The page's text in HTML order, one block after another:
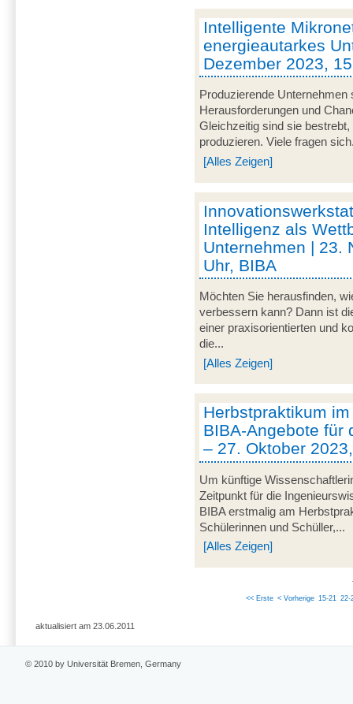
Intelligente
energieautarkes
Dezember 2023,
Produzierende
Herausforderungen und
Gleichzeitig sind sie
produzieren. Viele fragen
[Alles Zeigen]
Intelligenz als
Unternehmen | 23.
Uhr, BIBA
Möchten Sie herausfinden,
verbessern kann? Dann ist
einer praxisorientierten und
die...
[Alles Zeigen]
Herbstpraktikum
BIBA-Angebote für
– 27. Oktober
Um künftige
Zeitpunkt für die
BIBA erstmalig am
Schülerinnen und Schüller,...
[Alles Zeigen]
<< Erste < Vorherige 15-21 22-
aktualisiert am 23.06.2011
© 2010 by Universität Bremen, Germany